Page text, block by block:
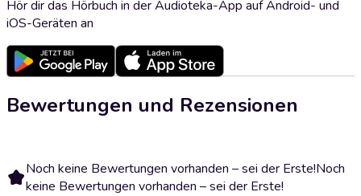
Hör dir das Hörbuch in der Audioteka-App auf Android- und
iOS-Geräten an
Bewertungen und Rezensionen
Noch keine Bewertungen vorhanden – sei der Erste!Noch
keine Bewertungen vorhanden – sei der Erste!